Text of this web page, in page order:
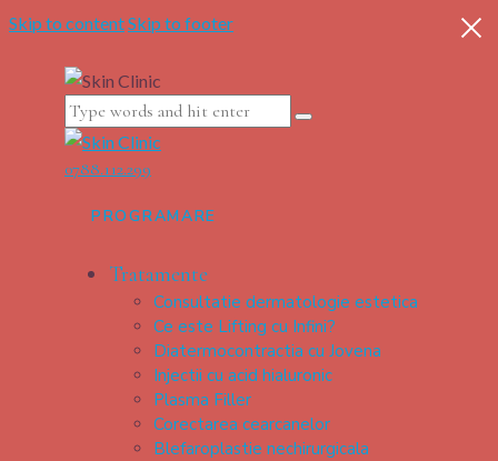
Skip to contentSkip to footer
0788.112.299
PROGRAMARE
Tratamente
Consultatie dermatologie estetica
Ce este Lifting cu Infini?
Diatermocontractia cu Jovena
Injectii cu acid hialuronic
Plasma Filler
Corectarea cearcanelor
Blefaroplastie nechirurgicala